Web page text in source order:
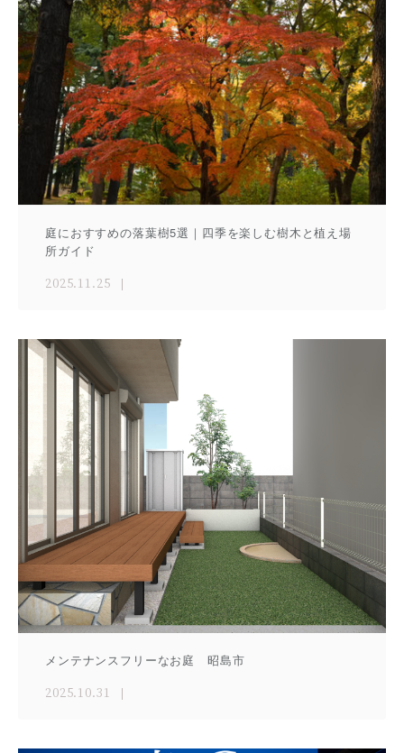
庭におすすめの落葉樹5選｜四季を楽しむ樹木と植え場
所ガイド
2025.11.25
メンテナンスフリーなお庭 昭島市
2025.10.31